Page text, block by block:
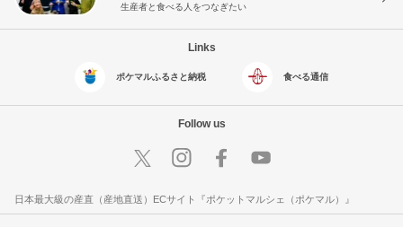
生産者と食べる人をつなぎたい
Links
ポケマルふるさと納税 食べる通信
Follow us
日本最大級の産直（産地直送）ECサイト『ポケットマルシェ（ポケマル）』